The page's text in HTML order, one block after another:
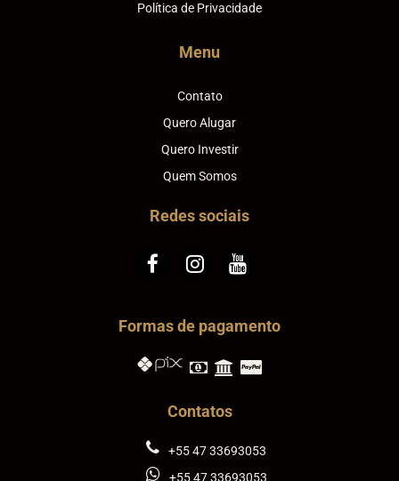
Política de Privacidade
Menu
Contato
Quero Alugar
Quero Investir
Quem Somos
Redes sociais
Formas de pagamento
Contatos
+55 47 33693053
+55 47 33693053